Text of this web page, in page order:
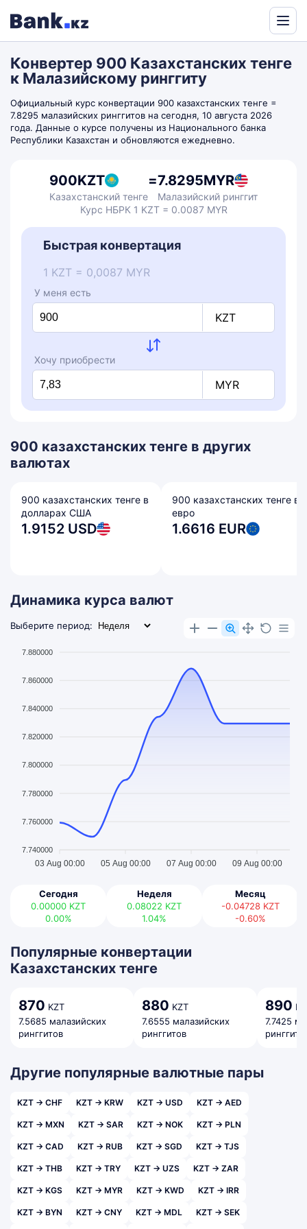
by
Translate
Конвертер 900 Казахстанских тенге
к Малазийскому ринггиту
Официальный курс конвертации 900 казахстанских тенге =
7.8295 малазийских ринггитов на сегодня, 10 августа 2026
года. Данные о курсе получены из Национального банка
Республики Казахстан и обновляются ежедневно.
900KZT
Казахстанский тенге
=7.8295MYR
Малазийский ринггит
Курс НБРК 1 KZT = 0.0087 MYR
Быстрая конвертация
1 KZT = 0,0087 MYR
У меня есть
KZT
Хочу приобрести
MYR
900 казахстанских тенге в других
валютах
900 казахстанских тенге в
долларах США
1.9152 USD
900 казахстанских тенге в
евро
1.6616 EUR
Динамика курса валют
Выберите период:
7.880000
7.860000
7.840000
7.820000
7.800000
7.780000
7.760000
7.740000
03 Aug 00:00 05 Aug 00:00 07 Aug 00:00 09 Aug 00:00
Сегодня
0.00000 KZT
0.00%
Неделя
0.08022 KZT
1.04%
Месяц
-0.04728 KZT
-0.60%
Популярные конвертации
Казахстанских тенге
870 KZT
7.5685 малазийских
ринггитов
880 KZT
7.6555 малазийских
ринггитов
890
7.7425
Другие популярные валютные пары
KZT → CHF KZT → KRW KZT → USD KZT → AED
KZT → MXN KZT → SAR KZT → NOK KZT → PLN
KZT → CAD KZT → RUB KZT → SGD KZT → TJS
KZT → THB KZT → TRY KZT → UZS KZT → ZAR
KZT → KGS KZT → MYR KZT → KWD KZT → IRR
KZT → BYN KZT → CNY KZT → MDL KZT → SEK